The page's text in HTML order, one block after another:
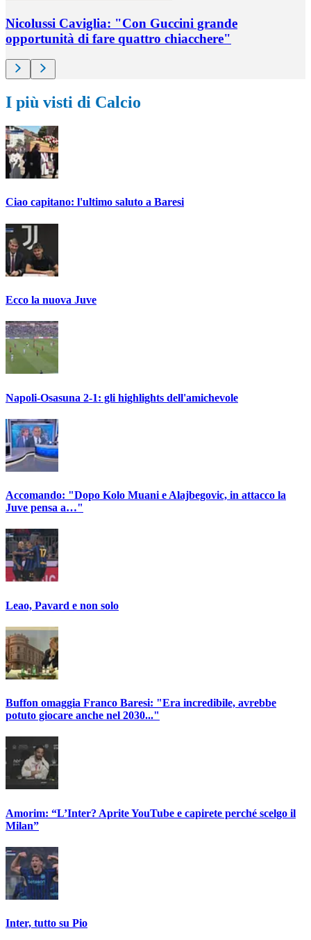
Nicolussi Caviglia: "Con Guccini grande
opportunità di fare quattro chiacchere"
I più visti di Calcio
Ciao capitano: l'ultimo saluto a Baresi
Ecco la nuova Juve
Napoli-Osasuna 2-1: gli highlights dell'amichevole
Accomando: "Dopo Kolo Muani e Alajbegovic, in attacco la
Juve pensa a…"
Leao, Pavard e non solo
Buffon omaggia Franco Baresi: "Era incredibile, avrebbe
potuto giocare anche nel 2030..."
Amorim: “L’Inter? Aprite YouTube e capirete perché scelgo il
Milan”
Inter, tutto su Pio